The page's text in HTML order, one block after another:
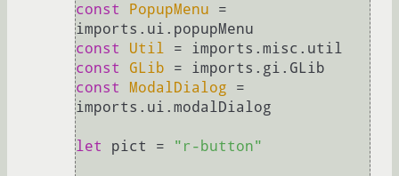
const
PopupMenu =
imports. ui . popupMenu
const
Util = imports. misc . util
const
GLib = imports. gi . GLib
const
ModalDialog =
imports. ui . modalDialog
let pict = "r-button"